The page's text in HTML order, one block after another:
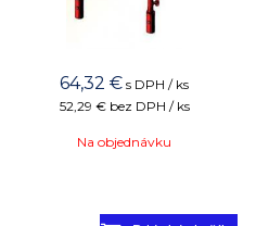
64,32 € s DPH / ks
52,29 € bez DPH / ks
Na objednávku